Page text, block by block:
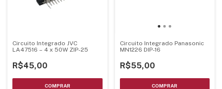
Circuito Integrado JVC
LA47516 – 4 x 50W ZIP-25
R$45,00
Circuito Integrado Panasonic
MN1226 DIP-16
R$55,00